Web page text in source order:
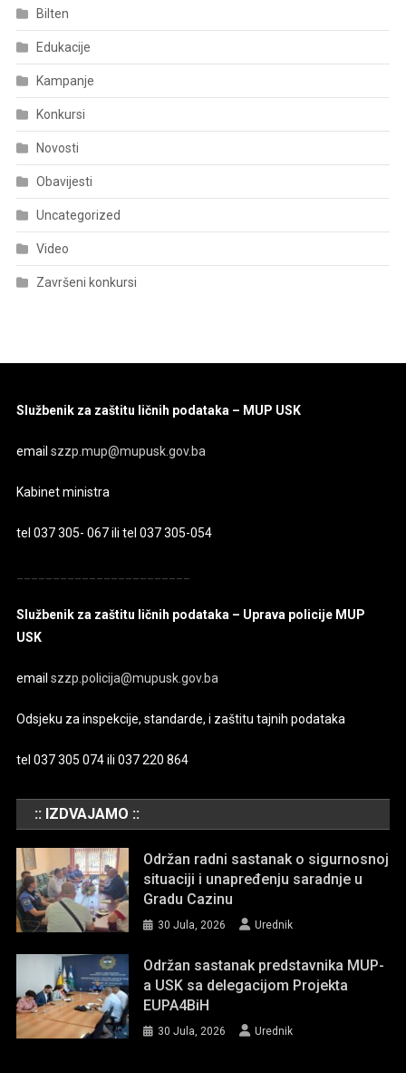
Bilten
Edukacije
Kampanje
Konkursi
Novosti
Obavijesti
Uncategorized
Video
Završeni konkursi
Službenik za zaštitu ličnih podataka – MUP USK
emailszzp.mup@mupusk.gov.ba
Kabinet ministra
tel 037 305- 067 ili tel 037 305-054
Službenik za zaštitu ličnih podataka – Uprava policije MUP
USK
emailszzp.policija@mupusk.gov.ba
Odsjeku za inspekcije, standarde, i zaštitu tajnih podataka
tel 037 305 074 ili 037 220 864
:: IZDVAJAMO ::
Održan radni sastanak o sigurnosnoj
situaciji i unapređenju saradnje u
Gradu Cazinu
30 Jula, 2026 Urednik
Održan sastanak predstavnika MUP-
a USK sa delegacijom Projekta
EUPA4BiH
30 Jula, 2026 Urednik